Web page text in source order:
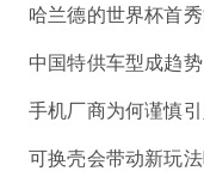
哈兰德的世界杯首
中国特供车型成趋
手机厂商为何谨慎
可换壳会带动新玩